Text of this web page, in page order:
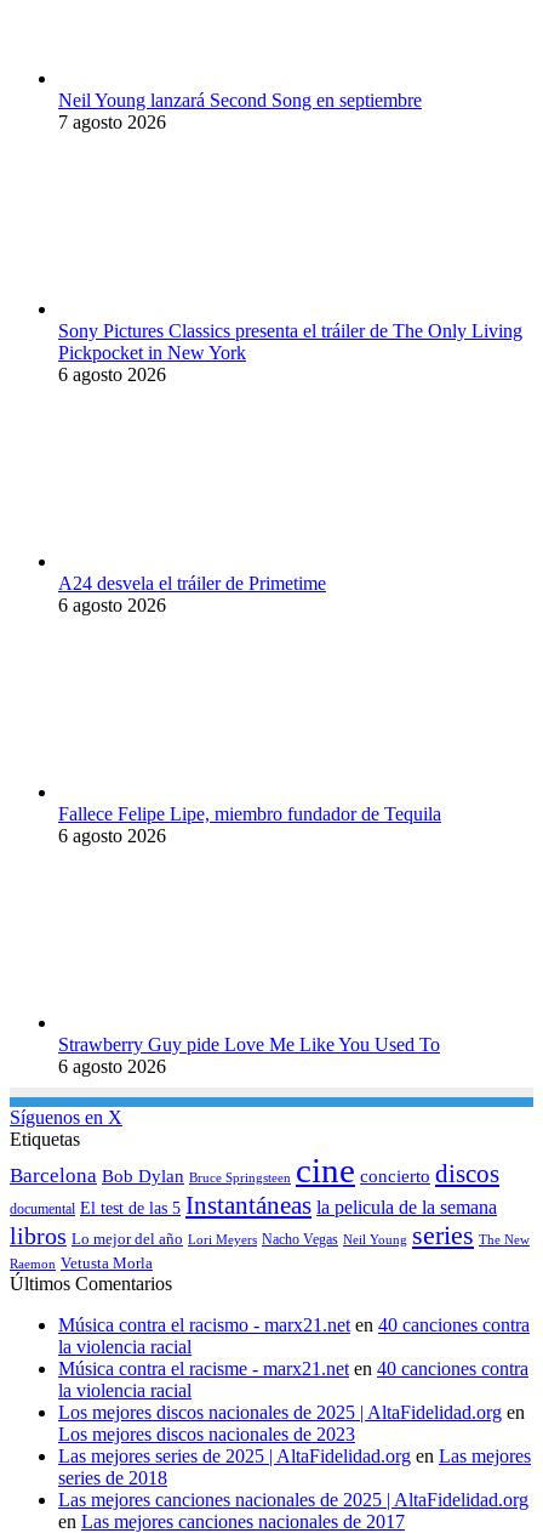
Neil Young lanzará Second Song en septiembre
7 agosto 2026
Sony Pictures Classics presenta el tráiler de The Only Living
Pickpocket in New York
6 agosto 2026
A24 desvela el tráiler de Primetime
6 agosto 2026
Fallece Felipe Lipe, miembro fundador de Tequila
6 agosto 2026
Strawberry Guy pide Love Me Like You Used To
6 agosto 2026
Síguenos en X
Etiquetas
Barcelona Bob Dylan Bruce Springsteen cine concierto discos
documental El test de las 5 Instantáneas la pelicula de la semana
libros Lo mejor del año Lori Meyers Nacho Vegas Neil Young series The New
Raemon Vetusta Morla
Últimos Comentarios
Música contra el racismo - marx21.net en 40 canciones contra
la violencia racial
Música contra el racisme - marx21.net en 40 canciones contra
la violencia racial
Los mejores discos nacionales de 2025 | AltaFidelidad.org en
Los mejores discos nacionales de 2023
Las mejores series de 2025 | AltaFidelidad.org en Las mejores
series de 2018
Las mejores canciones nacionales de 2025 | AltaFidelidad.org
en Las mejores canciones nacionales de 2017